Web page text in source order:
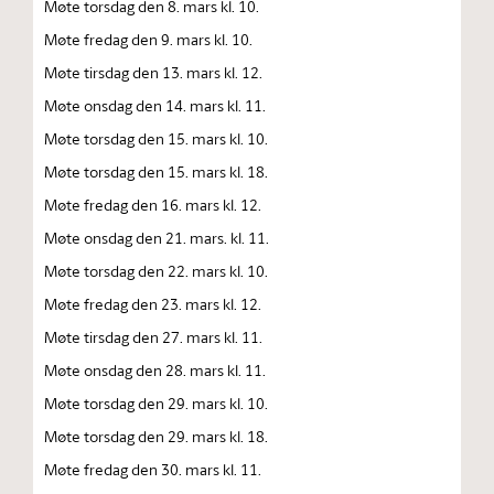
Møte torsdag den 8. mars kl. 10.
Møte fredag den 9. mars kl. 10.
Møte tirsdag den 13. mars kl. 12.
Møte onsdag den 14. mars kl. 11.
Møte torsdag den 15. mars kl. 10.
Møte torsdag den 15. mars kl. 18.
Møte fredag den 16. mars kl. 12.
Møte onsdag den 21. mars. kl. 11.
Møte torsdag den 22. mars kl. 10.
Møte fredag den 23. mars kl. 12.
Møte tirsdag den 27. mars kl. 11.
Møte onsdag den 28. mars kl. 11.
Møte torsdag den 29. mars kl. 10.
Møte torsdag den 29. mars kl. 18.
Møte fredag den 30. mars kl. 11.